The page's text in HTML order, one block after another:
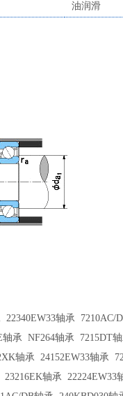
油润滑
22340EW33轴承 7210AC/
轴承 NF264轴承 7215DT
轴承 24152EW33轴承
23216EK轴承 22224EW33